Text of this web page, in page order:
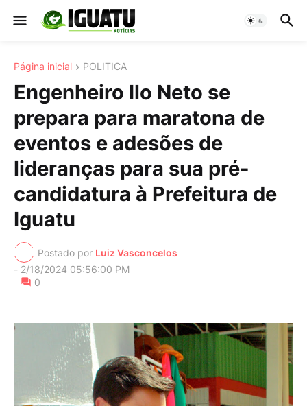
Página inicial POLITICA
Engenheiro Ilo Neto se
prepara para maratona de
eventos e adesões de
lideranças para sua pré-
candidatura à Prefeitura de
Iguatu
Postado por Luiz Vasconcelos
- 2/18/2024 05:56:00 PM
0